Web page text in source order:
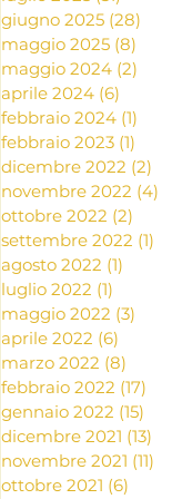
giugno 2025 (28)
maggio 2025 (8)
maggio 2024 (2)
aprile 2024 (6)
febbraio 2024 (1)
febbraio 2023 (1)
dicembre 2022 (2)
novembre 2022 (4)
ottobre 2022 (2)
settembre 2022 (1)
agosto 2022 (1)
luglio 2022 (1)
maggio 2022 (3)
aprile 2022 (6)
marzo 2022 (8)
febbraio 2022 (17)
gennaio 2022 (15)
dicembre 2021 (13)
novembre 2021 (11)
ottobre 2021 (6)